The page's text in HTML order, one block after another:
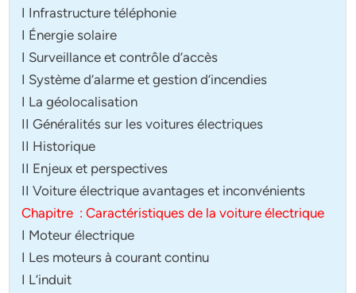
I Infrastructure téléphonie
I Énergie solaire
I Surveillance et contrôle d’accès
I Système d’alarme et gestion d’incendies
I La géolocalisation
II Généralités sur les voitures électriques
II Historique
II Enjeux et perspectives
II Voiture électrique avantages et inconvénients
Chapitre : Caractéristiques de la voiture électrique
I Moteur électrique
I Les moteurs à courant continu
I L’induit